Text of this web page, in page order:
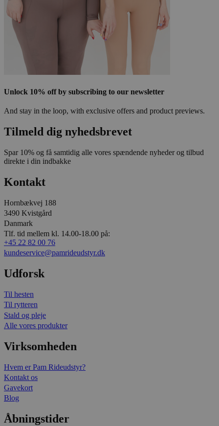
Unlock 10% off by subscribing to our newsletter
And stay in the loop, with exclusive offers and product previews.
Tilmeld dig nyhedsbrevet
Spar 10% og få samtidig alle vores spændende nyheder og tilbud
direkte i din indbakke
Kontakt
Hornbækvej 188
3490 Kvistgård
Danmark
Tlf. tid mellem kl. 14.00-18.00 på:
+45 22 82 00 76
kundeservice@pamrideudstyr.dk
Udforsk
Til hesten
Til rytteren
Stald og pleje
Alle vores produkter
Virksomheden
Hvem er Pam Rideudstyr?
Kontakt os
Gavekort
Blog
Åbningstider